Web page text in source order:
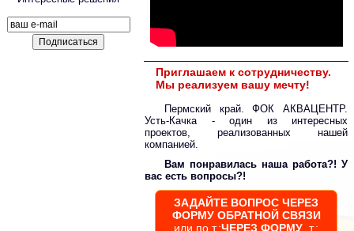
Приглашаем к сотрудничеству.
Мы реализуем вашу мечту!
Пермский край. ФОК АКВАЦЕНТР.
Усть-Качка - один из интересных
проектов, реализованных нашей
компанией.
Вам понравилась наша работа?! У
вас есть вопросы?!
ЗАДАЙТЕ ВОПРОС ЧЕРЕЗ
ФОРМУ ОБРАТНОЙ СВЯЗИ
или по т.:ЧЕРЕЗ ФОРМУ , т.: